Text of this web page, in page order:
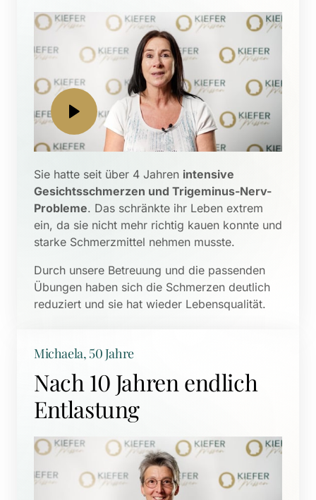
Sie hatte seit über 4 Jahren intensive
Gesichtsschmerzen und Trigeminus-Nerv-
Probleme. Das schränkte ihr Leben extrem
ein, da sie nicht mehr richtig kauen konnte und
starke Schmerzmittel nehmen musste.
Durch unsere Betreuung und die passenden
Übungen haben sich die Schmerzen deutlich
reduziert und sie hat wieder Lebensqualität.
Michaela, 50 Jahre
Nach 10 Jahren endlich
Entlastung